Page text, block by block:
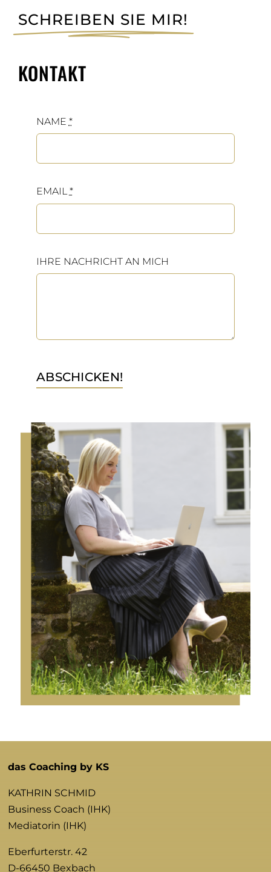
SCHREIBEN SIE MIR!
KONTAKT
NAME *
EMAIL*
IHRE NACHRICHT AN MICH
ABSCHICKEN!
das Coaching by KS
KATHRIN SCHMID
Business Coach (IHK)
Mediatorin (IHK)
Eberfurterstr. 42
D-66450 Bexbach